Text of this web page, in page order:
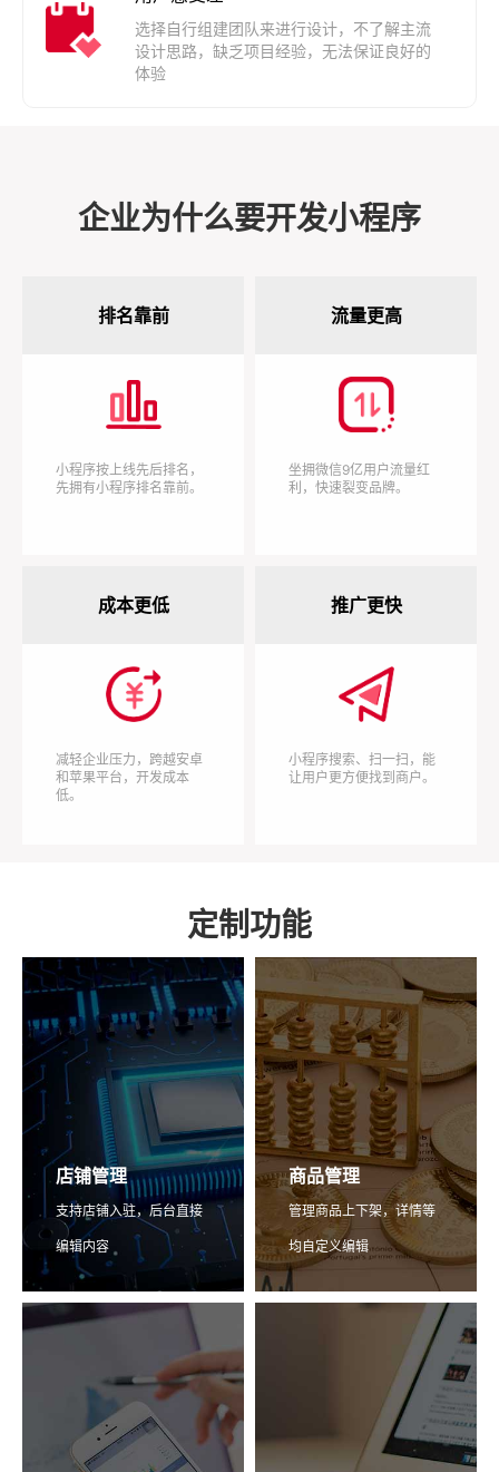
选择自行组建团队来进行设计，不了解主流
设计思路，缺乏项目经验，无法保证良好的
体验
企业为什么要开发小程序
排名靠前
小程序按上线先后排名，
先拥有小程序排名靠前。
流量更高
坐拥微信9亿用户流量红
利，快速裂变品牌。
成本更低
减轻企业压力，跨越安卓
和苹果平台，开发成本
低。
推广更快
小程序搜索、扫一扫，能
让用户更方便找到商户。
定制功能
店铺管理
支持店铺入驻，后台直接
编辑内容
商品管理
管理商品上下架，详情等
均自定义编辑